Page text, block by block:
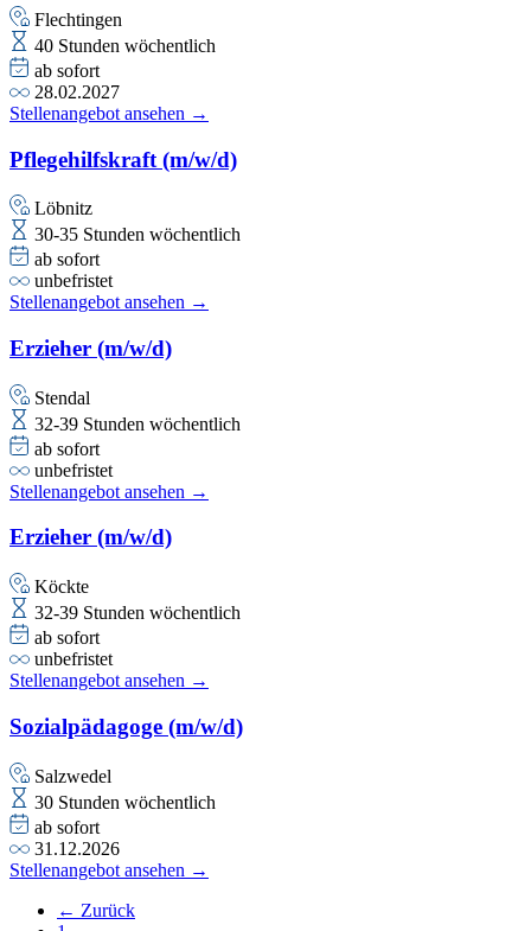
Flechtingen
40 Stunden wöchentlich
ab sofort
28.02.2027
Stellenangebot ansehen →
Pflegehilfskraft (m/w/d)
Löbnitz
30-35 Stunden wöchentlich
ab sofort
unbefristet
Stellenangebot ansehen →
Erzieher (m/w/d)
Stendal
32-39 Stunden wöchentlich
ab sofort
unbefristet
Stellenangebot ansehen →
Erzieher (m/w/d)
Köckte
32-39 Stunden wöchentlich
ab sofort
unbefristet
Stellenangebot ansehen →
Sozialpädagoge (m/w/d)
Salzwedel
30 Stunden wöchentlich
ab sofort
31.12.2026
Stellenangebot ansehen →
← Zurück